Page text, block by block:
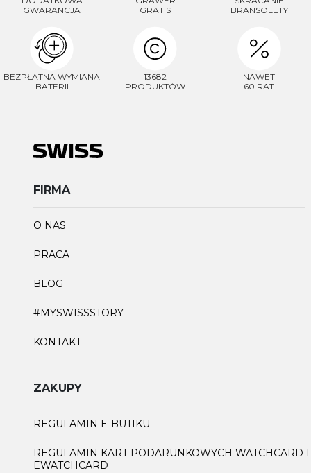
GWARANCJA
GRATIS
BRANSOLETY
BEZPŁATNA WYMIANA
BATERII
13682
PRODUKTÓW
NAWET
60 RAT
FIRMA
O NAS
PRACA
BLOG
#MYSWISSSTORY
KONTAKT
ZAKUPY
REGULAMIN E-BUTIKU
REGULAMIN KART PODARUNKOWYCH WATCHCARD I
EWATCHCARD